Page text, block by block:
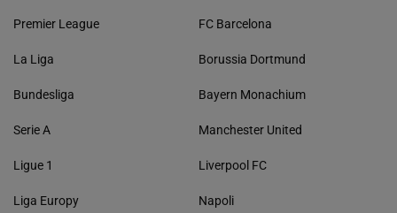
Premier League
La Liga
Bundesliga
Serie A
Ligue 1
Liga Europy
FC Barcelona
Borussia Dortmund
Bayern Monachium
Manchester United
Liverpool FC
Napoli